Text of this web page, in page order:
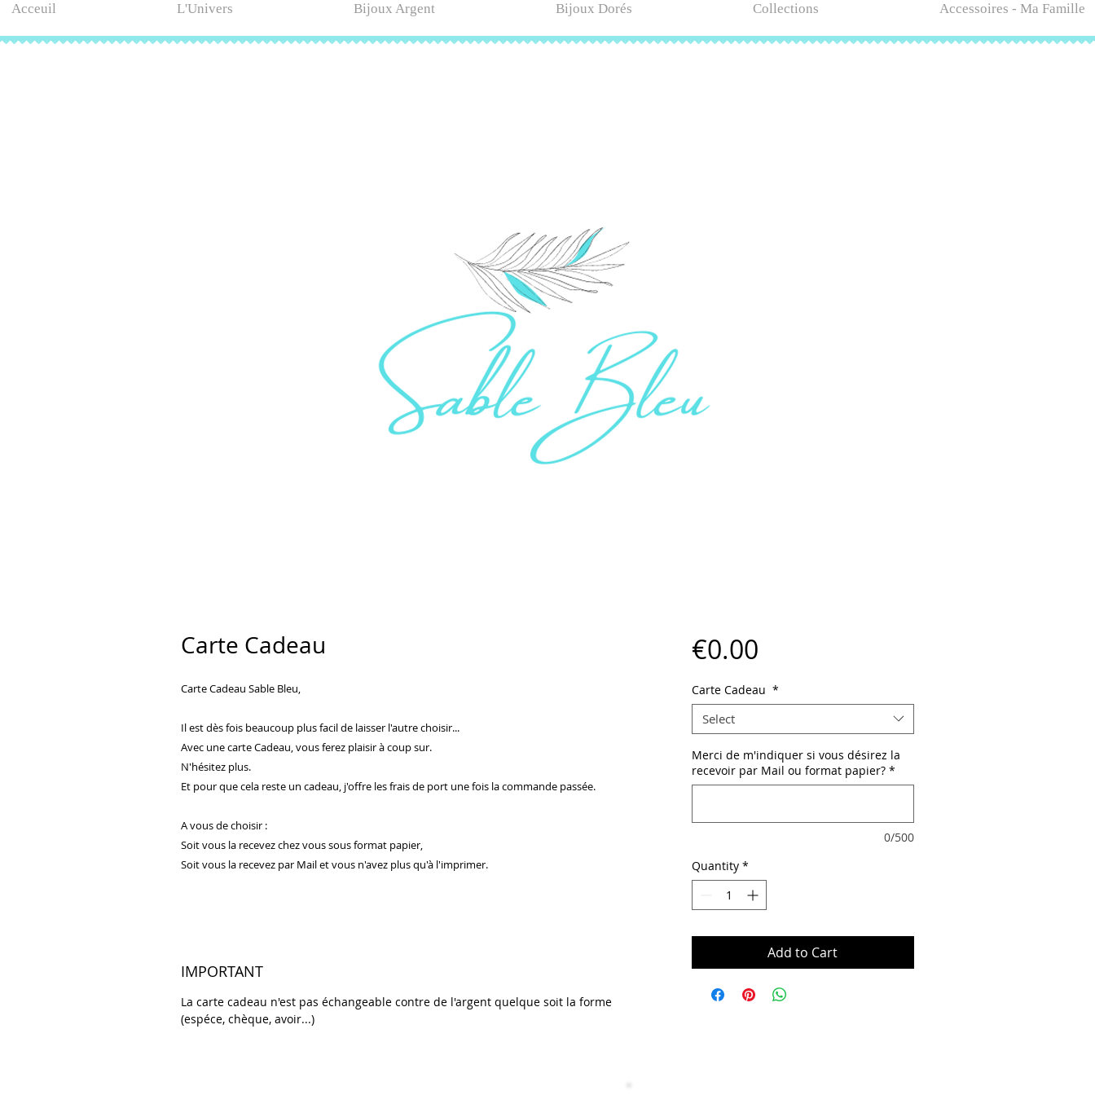
Acceuil L'Univers Bijoux Argent Bijoux Dorés Collections Accessoires - Ma Famille
Carte Cadeau
Carte Cadeau Sable Bleu,
Il est dès fois beaucoup plus facil de laisser l'autre choisir...
Avec une carte Cadeau, vous ferez plaisir à coup sur.
N'hésitez plus.
Et pour que cela reste un cadeau, j'offre les frais de port une fois la commande passée.
A vous de choisir :
Soit vous la recevez chez vous sous format papier,
Soit vous la recevez par Mail et vous n'avez plus qu'à l'imprimer.
IMPORTANT
La carte cadeau n'est pas échangeable contre de l'argent quelque soit la forme
(espéce, chèque, avoir...)
€0.00Price
Carte Cadeau *
Select
Merci de m'indiquer si vous désirez la
recevoir par Mail ou format papier? *
0/500
Quantity *
Add to Cart